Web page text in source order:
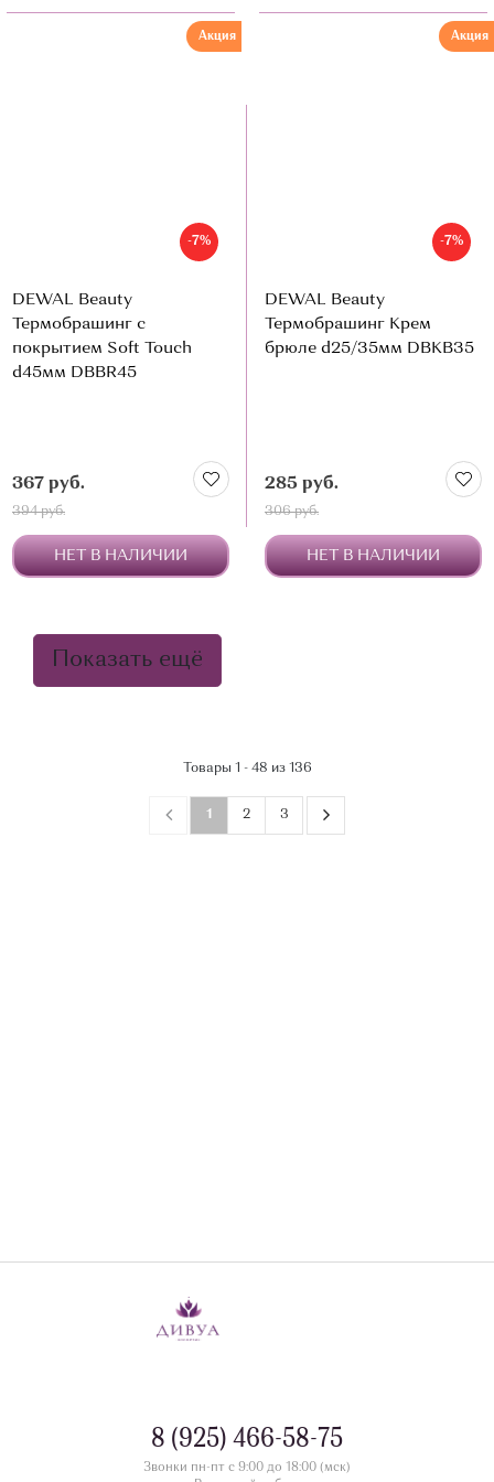
-7%
Акция
DEWAL Beauty
Термобрашинг c
покрытием Soft Touch
d45мм DBBR45
367 руб.
394 руб.
НЕТ В НАЛИЧИИ
-7%
Акция
DEWAL Beauty
Термобрашинг Крем
брюле d25/35мм DBKB35
285 руб.
306 руб.
НЕТ В НАЛИЧИИ
Показать ещё
Товары 1 - 48 из 136
1 2 3
8 (925) 466-58-75
Звонки пн-пт с 9:00 до 18:00 (мск)